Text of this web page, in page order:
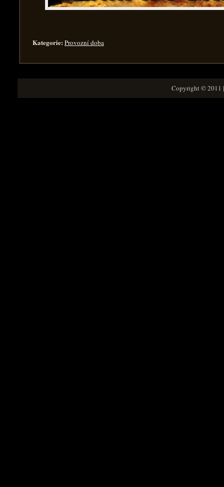
Kategorie: Provozní doba
Copyright © 2011